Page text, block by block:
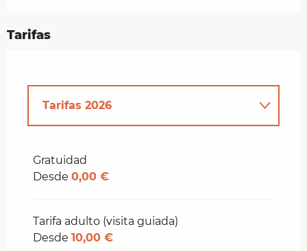
Tarifas
Tarifas 2026
Gratuidad
Desde 0,00 €
Tarifa adulto (visita guiada)
Desde 10,00 €